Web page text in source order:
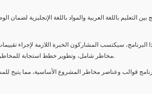
بين التعليم باللغة العربية والمواد باللغة الإنجليزية
البرنامج، سيكتسب المشاركون الخبرة اللازمة لإجراء
مخاطر شامل، وتطوير خطط استجابة للمخاطر قوية. بالإضافة إلى ذلك، سيكتسبون المهارات لتقديم تقييمات المخاطر عبر لوحة معلومات فعالة.
قوالب وعناصر مخاطر المشروع الأساسية، مما يتيح